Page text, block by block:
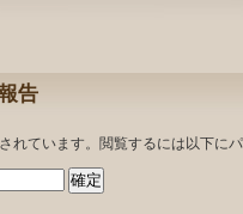
告
れています。閲覧するには以下に